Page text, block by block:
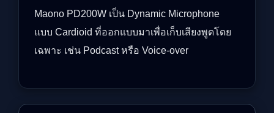
Maono PD200W เป็น Dynamic Microphone
แบบ Cardioid ที่ออกแบบมาเพื่อเก็บเสียงพูดโดย
เฉพาะ เช่น Podcast หรือ Voice-over